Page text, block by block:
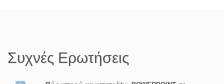
Συχνές Ερωτήσεις